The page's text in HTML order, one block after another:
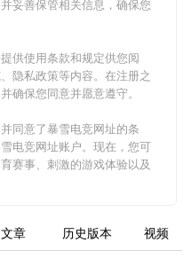
妥善保管相关信息，确保您
供使用条款和规定供您阅
隐私政策等内容。在注册之
确保您同意并愿意遵守。
同意了暴雪电竞网址的条
电竞网址账户。现在，您可
赛事、刺激的游戏体验以及
章 历史版本 视频